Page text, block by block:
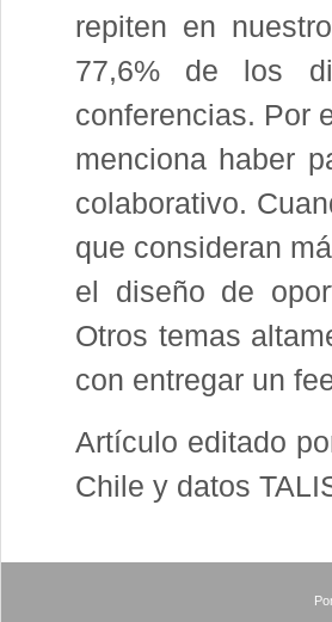
repiten en
77,6% de los
conferencias. Por
menciona haber
colaborativo.
que consideran
el diseño de
Otros temas
con entregar un
Artículo editado
Chile y datos